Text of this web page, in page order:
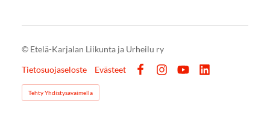
© Etelä-Karjalan Liikunta ja Urheilu ry
Tietosuojaseloste
Evästeet
Tehty Yhdistysavaimella